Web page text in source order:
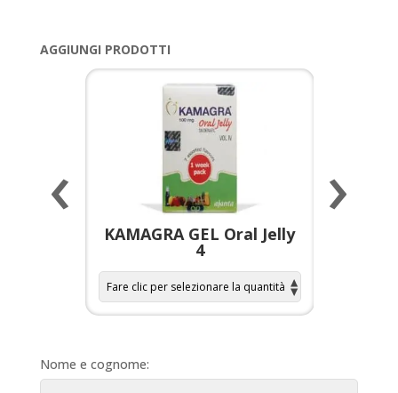
AGGIUNGI PRODOTTI
KAMAGRA GEL Oral Jelly
4
‹ ›
Nome e cognome: